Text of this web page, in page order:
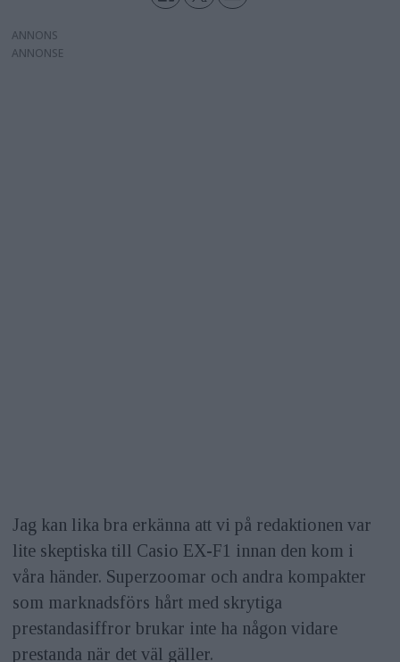
ANNONS
Jag kan lika bra erkänna att vi på redaktionen var
lite skeptiska till Casio EX-F1 innan den kom i
våra händer. Superzoomar och andra kompakter
som marknadsförs hårt med skrytiga
prestandasiffror brukar inte ha någon vidare
prestanda när det väl gäller.